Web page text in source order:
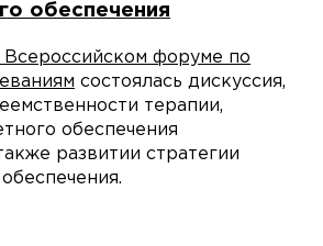
обеспечения
Всероссийском форуме по
состоялась дискуссия,
терапии,
обеспечения
развитии стратегии